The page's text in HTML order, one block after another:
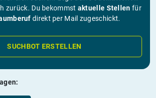
zurück. Du bekommst aktuelle Stellen für
direkt per Mail zugeschickt.
SUCHBOT ERSTELLEN